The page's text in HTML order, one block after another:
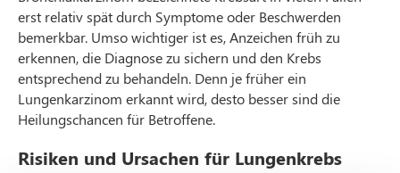
erst relativ spät durch Symptome oder Beschwerden
bemerkbar. Umso wichtiger ist es, Anzeichen früh zu
erkennen, die Diagnose zu sichern und den Krebs
entsprechend zu behandeln. Denn je früher ein
Lungenkarzinom erkannt wird, desto besser sind die
Heilungschancen für Betroffene.
Risiken und Ursachen für Lungenkrebs